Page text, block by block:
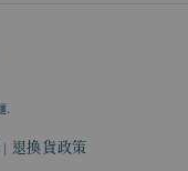
.
| 退換貨政策